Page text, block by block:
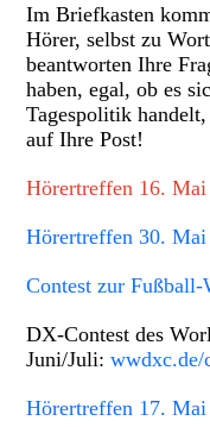
Im Briefkasten
Hörer, selbst zu
beantworten Ihre
haben, egal, ob es
Tagespolitik
auf Ihre Post!
Hörertreffen 16. Mai
Hörertreffen 30.
Contest zur
DX-Contest des
Juni/Juli:wwdxc.de/
Hörertreffen 17. Mai